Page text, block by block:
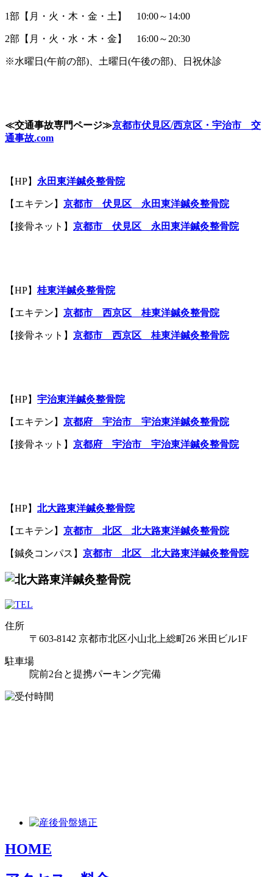
1部【月・火・木・金・土】 10:00～14:00
2部【月・火・水・木・金】 16:00～20:30
※水曜日(午前の部)、土曜日(午後の部)、日祝休診
≪交通事故専門ページ≫京都市伏見区/西京区・宇治市 交
通事故.com
【HP】 永田東洋鍼灸整骨院
【エキテン】 京都市 伏見区 永田東洋鍼灸整骨院
【接骨ネット】 京都市 伏見区 永田東洋鍼灸整骨院
【HP】 桂東洋鍼灸整骨院
【エキテン】 京都市 西京区 桂東洋鍼灸整骨院
【接骨ネット】 京都市 西京区 桂東洋鍼灸整骨院
【HP】 宇治東洋鍼灸整骨院
【エキテン】 京都府 宇治市 宇治東洋鍼灸整骨院
【接骨ネット】 京都府 宇治市 宇治東洋鍼灸整骨院
【HP】 北大路東洋鍼灸整骨院
【エキテン】 京都市 北区 北大路東洋鍼灸整骨院
【鍼灸コンパス】 京都市 北区 北大路東洋鍼灸整骨院
住所
〒603-8142 京都市北区小山北上総町26 米田ビル1F
駐車場
院前2台と提携パーキング完備
HOME